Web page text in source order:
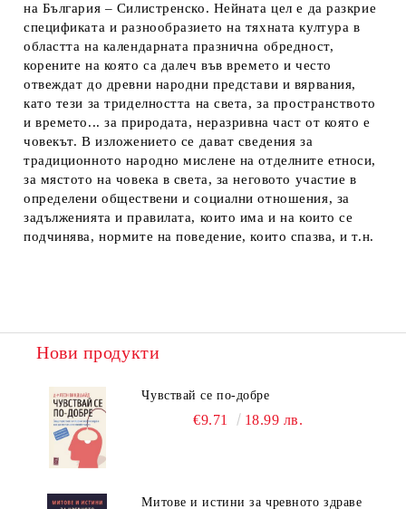
на България – Силистренско. Нейната цел е да разкрие
спецификата и разнообразието на тяхната култура в
областта на календарната празнична обредност,
корените на която са далеч във времето и често
отвеждат до древни народни представи и вярвания,
като тези за триделността на света, за пространството
и времето... за природата, неразривна част от която е
човекът. В изложението се дават сведения за
традиционното народно мислене на отделните етноси,
за мястото на човека в света, за неговото участие в
определени обществени и социални отношения, за
задълженията и правилата, които има и на които се
подчинява, нормите на поведение, които спазва, и т.н.
Нови продукти
Чувствай се по-добре
€9.71 18.99 лв.
Митове и истини за чревното здраве